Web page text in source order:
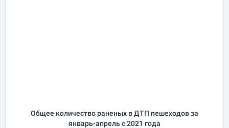
Общее количество раненых в ДТП пешеходов за
январь-апрельс 2021 года